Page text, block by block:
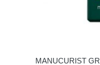
MANUCURIST